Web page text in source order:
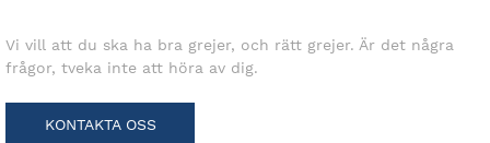
Vi vill att du ska ha bra grejer, och rätt grejer. Är det några
frågor, tveka inte att höra av dig.
KONTAKTA OSS